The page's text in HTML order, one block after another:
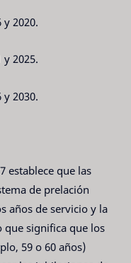
2020.
2025.
2030.
establece que las
de prelación
años de servicio y la
que significa que los
59 o 60 años)